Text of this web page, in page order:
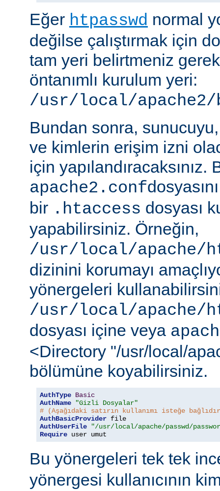
Eğer htpasswd normal
değilse çalıştırmak için
tam yeri belirtmeniz
öntanımlı kurulum yeri:
/usr/local/apache2/
Bundan sonra,
ve kimlerin erişim izni
için yapılandıracaksınız.
apache2.conf
bir .htaccess dosyası
yapabilirsiniz. Örneğin,
/usr/local/apache/
dizinini korumayı
yönergeleri
/usr/local/apache/
dosyası içine veya
<Directory "/usr/local/
bölümüne koyabilirsiniz.
AuthType Basic
AuthName
"Gizli Dosyalar"
# (Aşağıdaki satırın kullanımı isteğe
AuthBasicProvider
AuthUserFile
"/usr/local/apache/passwd/
Require user umut
Bu yönergeleri tek tek
yönergesi kullanıcının